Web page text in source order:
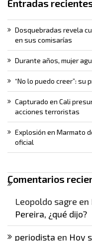
Entradas
Dosquebradas revela
en sus comisarías
Durante años, mujer
“No lo puedo creer”: su
Capturado en Cali
acciones terroristas
Explosión en Marmato
oficial
Comentarios
Leopoldo sagre en
Pereira, ¿qué dijo?
periodista en Hoy